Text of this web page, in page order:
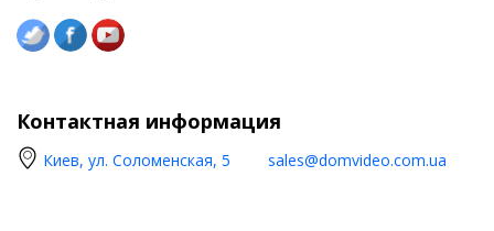
Контактная информация
Киев, ул. Соломенская, 5 sales@domvideo.com.ua